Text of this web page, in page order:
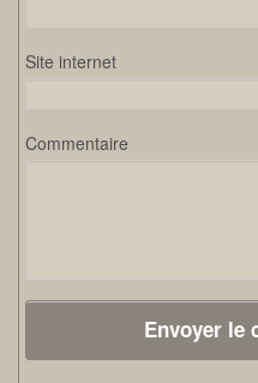
Site internet
Commentaire